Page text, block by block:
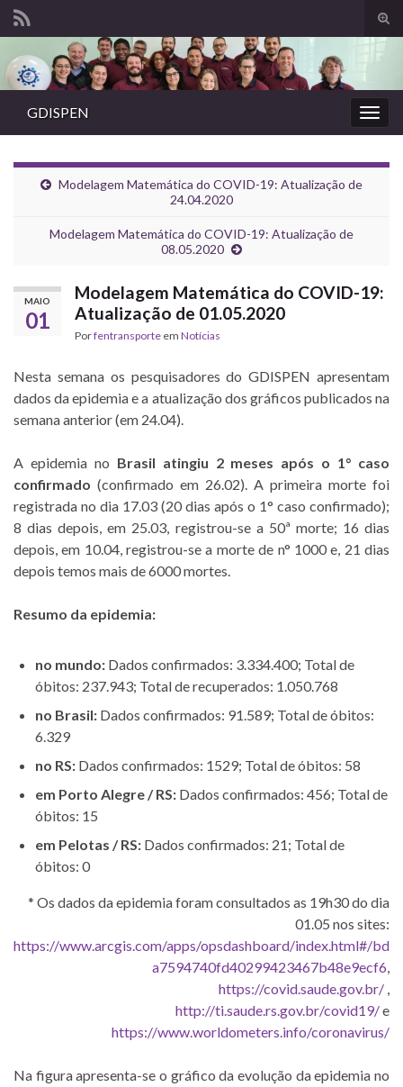
de
Search for:
GDISPEN
Modelagem Matemática do COVID-19: Atualização de
24.04.2020
Modelagem Matemática do COVID-19: Atualização de
08.05.2020
MAIO
01
Modelagem Matemática do COVID-19:
Atualização de 01.05.2020
Porfentransporte em Notícias
Nesta semana os pesquisadores do GDISPEN apresentam
dados da epidemia e a atualização dos gráficos publicados na
semana anterior (em 24.04).
A epidemia no Brasil atingiu 2 meses após o 1° caso
confirmado (confirmado em 26.02). A primeira morte foi
registrada no dia 17.03 (20 dias após o 1° caso confirmado);
8 dias depois, em 25.03, registrou-se a 50ª morte; 16 dias
depois, em 10.04, registrou-se a morte de n° 1000 e, 21 dias
depois temos mais de 6000 mortes.
Resumo da epidemia:
no mundo: Dados confirmados: 3.334.400; Total de
óbitos: 237.943; Total de recuperados: 1.050.768
no Brasil: Dados confirmados: 91.589; Total de óbitos:
6.329
no RS: Dados confirmados: 1529; Total de óbitos: 58
em Porto Alegre / RS: Dados confirmados: 456; Total de
óbitos: 15
em Pelotas / RS: Dados confirmados: 21; Total de
óbitos: 0
* Os dados da epidemia foram consultados as 19h30 do dia
01.05 nos sites:
https://www.arcgis.com/apps/opsdashboard/index.html#/bd
a7594740fd40299423467b48e9ecf6,
https://covid.saude.gov.br/ ,
http://ti.saude.rs.gov.br/covid19/e
https://www.worldometers.info/coronavirus/
Na figura apresenta-se o gráfico da evolução da epidemia no